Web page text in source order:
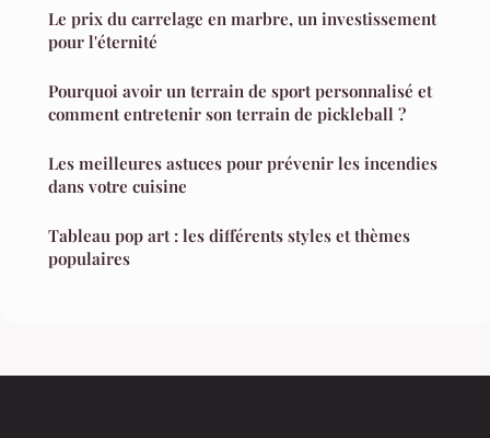
Le prix du carrelage en marbre, un investissement
pour l'éternité
Pourquoi avoir un terrain de sport personnalisé et
comment entretenir son terrain de pickleball ?
Les meilleures astuces pour prévenir les incendies
dans votre cuisine
Tableau pop art : les différents styles et thèmes
populaires